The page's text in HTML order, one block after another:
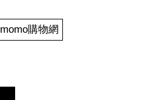
momo購物網